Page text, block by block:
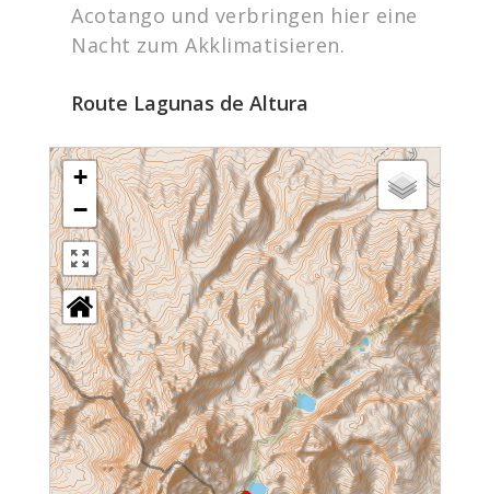
Acotango und verbringen hier eine
Nacht zum Akklimatisieren.
Route Lagunas de Altura
+
−